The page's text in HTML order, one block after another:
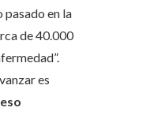
pasado en la
de 40.000
es